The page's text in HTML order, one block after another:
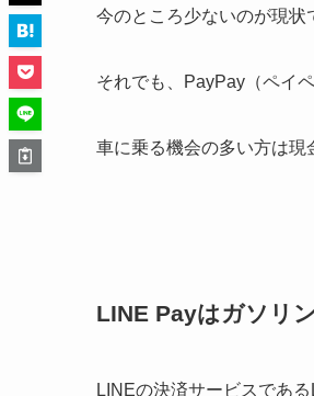
今のところ少ないのが現状
それでも、PayPay（ペイ
車に乗る機会の多い方は現
LINE Payはガソリ
LINEの決済サービスであ